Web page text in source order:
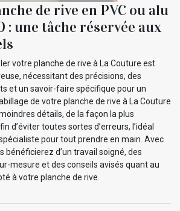
de rive en PVC ou alu
: une tâche réservée aux
votre planche de rive à La Couture est
nécessitant des précisions, des
et un savoir-faire spécifique pour un
de votre planche de rive à La Couture
détails, de la façon la plus
d’éviter toutes sortes d’erreurs, l’idéal
pour tout prendre en main. Avec
bénéficierez d’un travail soigné, des
mesure et des conseils avisés quant au
à votre planche de rive.